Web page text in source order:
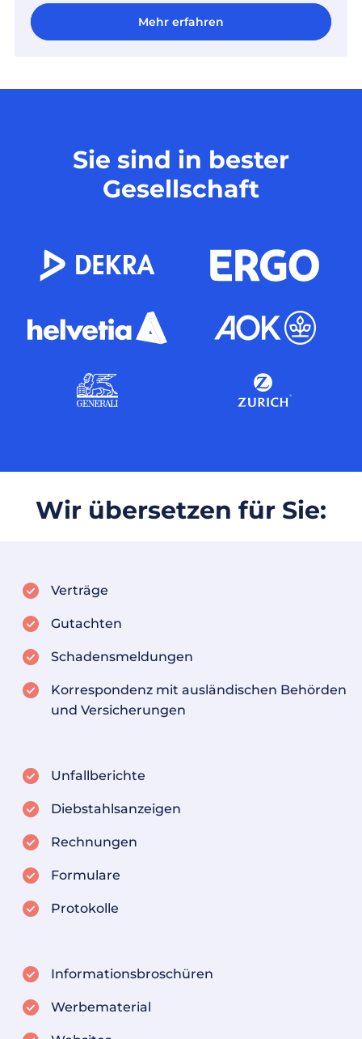
Mehr erfahren
Mehr erfahren
Sie sind in bester
Gesellschaft
Wir übersetzen für Sie:
Verträge
Gutachten
Schadensmeldungen
Korrespondenz mit ausländischen Behörden
und Versicherungen
Unfallberichte
Diebstahlsanzeigen
Rechnungen
Formulare
Protokolle
Informationsbroschüren
Werbematerial